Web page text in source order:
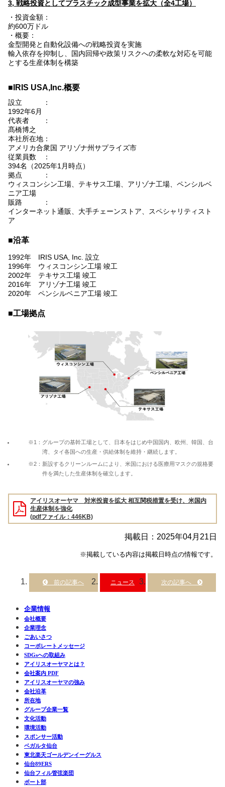
3, 戦略投資としてプラスチック成型事業を拡大（全4工場）
・投資金額：
約600万ドル
・概要：
金型開発と自動化設備への戦略投資を実施
輸入依存を抑制し、国内回帰や政策リスクへの柔軟な対応を可能
とする生産体制を構築
■IRIS USA,Inc.概要
設立 ：
1992年6月
代表者 ：
髙橋博之
本社所在地：
アメリカ合衆国 アリゾナ州サプライズ市
従業員数 ：
394名（2025年1月時点）
拠点 ：
ウィスコンシン工場、テキサス工場、アリゾナ工場、ペンシルベ
ニア工場
販路 ：
インターネット通販、大手チェーンストア、スペシャリティスト
ア
■沿革
1992年 IRIS USA, Inc. 設立
1996年 ウィスコンシン工場 竣工
2002年 テキサス工場 竣工
2016年 アリゾナ工場 竣工
2020年 ペンシルベニア工場 竣工
■工場拠点
※1：グループの基幹工場として、日本をはじめ中国国内、欧州、韓国、台
湾、タイ各国への生産・供給体制を維持・継続します。
※2：新設するクリーンルームにより、米国における医療用マスクの規格要
件を満たした生産体制を確立します。
アイリスオーヤマ 対米投資を拡大 相互関税措置を受け、米国内
生産体制を強化
(pdfファイル：446KB)
掲載日：2025年04月21日
※掲載している内容は掲載日時点の情報です。
ニュース
企業情報
会社概要
企業理念
ごあいさつ
コーポレートメッセージ
SDGsへの取組み
アイリスオーヤマとは？
会社案内 PDF
アイリスオーヤマの強み
会社沿革
所在地
グループ企業一覧
文化活動
環境活動
スポンサー活動
ベガルタ仙台
東北楽天ゴールデンイーグルス
仙台89ERS
仙台フィル管弦楽団
ボート部